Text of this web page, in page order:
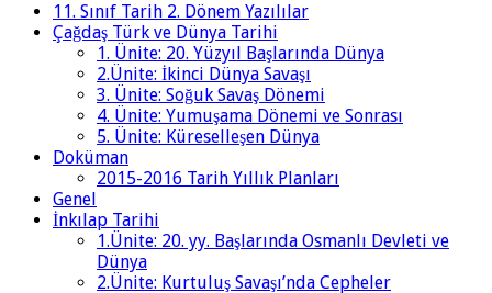
11. Sınıf Tarih 2. Dönem Yazılılar
Çağdaş Türk ve Dünya Tarihi
1. Ünite: 20. Yüzyıl Başlarında Dünya
2.Ünite: İkinci Dünya Savaşı
3. Ünite: Soğuk Savaş Dönemi
4. Ünite: Yumuşama Dönemi ve Sonrası
5. Ünite: Küreselleşen Dünya
Doküman
2015-2016 Tarih Yıllık Planları
Genel
İnkılap Tarihi
1.Ünite: 20. yy. Başlarında Osmanlı Devleti ve
Dünya
2.Ünite: Kurtuluş Savaşı’nda Cepheler